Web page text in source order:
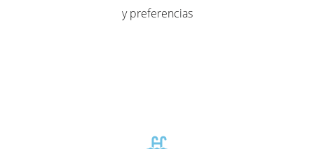
y preferencias